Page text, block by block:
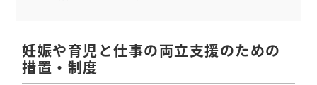
妊娠や育児と仕事の両立支援のための
措置・制度